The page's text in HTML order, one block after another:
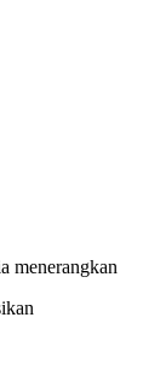
menerangkan